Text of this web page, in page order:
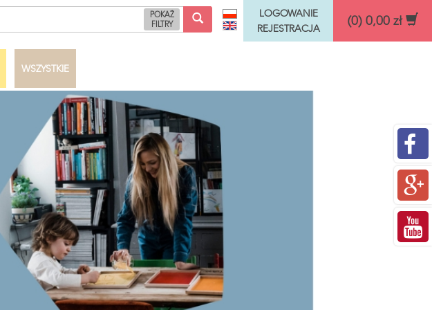
LOGOWANIE
REJESTRACJA
(0) 0,00 zł
POKAŻ
FILTRY
WSZYSTKIE